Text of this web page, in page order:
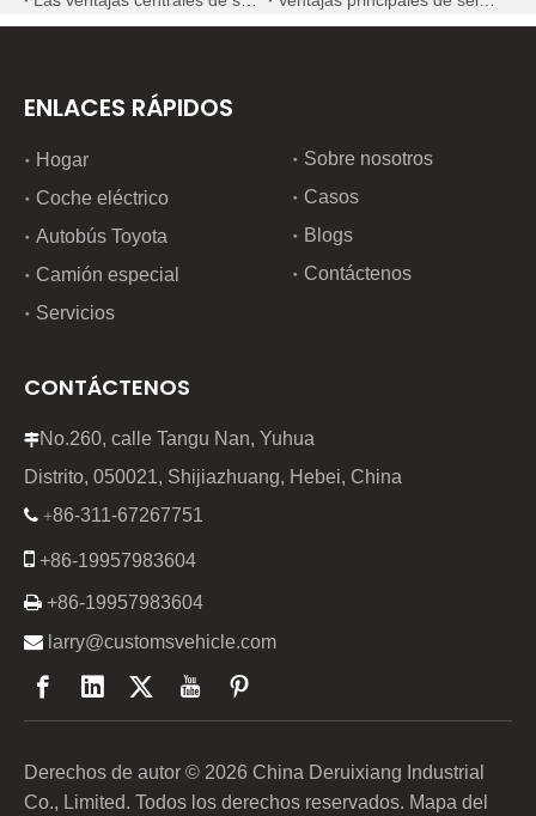
ENLACES RÁPIDOS
Hogar
Coche eléctrico
Autobús Toyota
Camión especial
Servicios
Sobre nosotros
Casos
Blogs
Contáctenos
CONTÁCTENOS
No.260, calle Tangu Nan, Yuhua
Distrito, 050021, Shijiazhuang, Hebei, China
 +86-311-67267751
 +86-19957983604
 +86-19957983604
 larry@customsvehicle.com
Derechos de autor © 2026 China Deruixiang Industrial
Co., Limited. Todos los derechos reservados. Mapa del